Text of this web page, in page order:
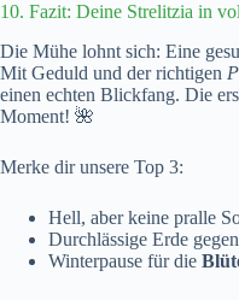
10. Fazit: Deine Strelitzia in
Die Mühe lohnt sich: Eine
Mit Geduld und der richtigen
einen echten Blickfang. Die
Moment! 🌺
Merke dir unsere Top 3:
Hell, aber keine pralle
Durchlässige Erde
Winterpause für die